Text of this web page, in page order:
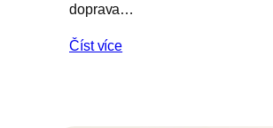
doprava…
Číst více